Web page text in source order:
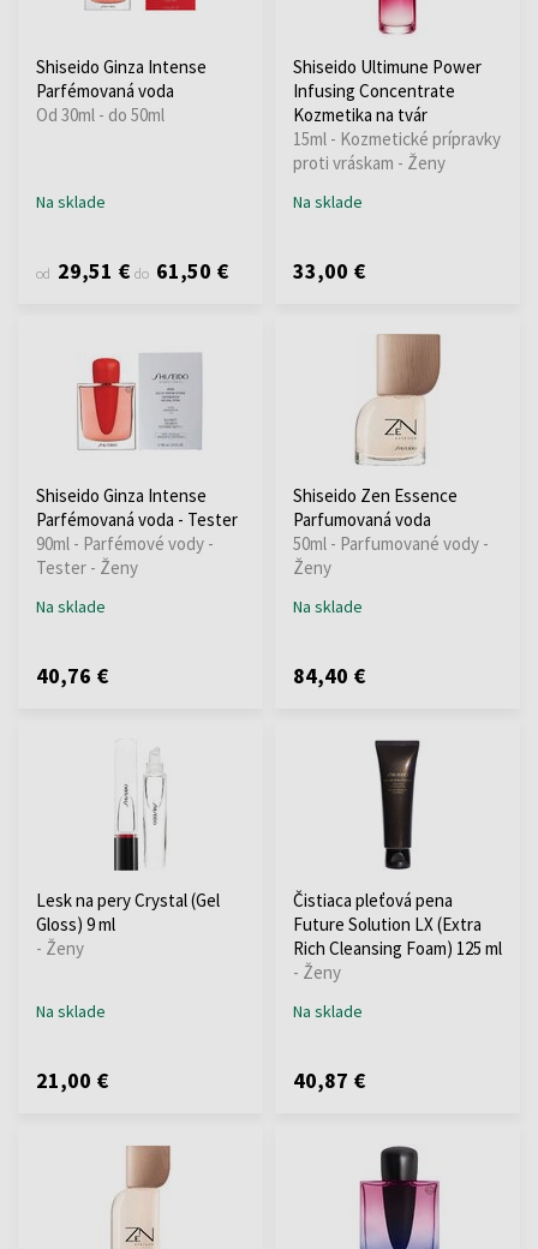
Shiseido Ginza Intense
Parfémovaná voda
Od 30ml - do 50ml
Na sklade
od 29,51 € do 61,50 €
Shiseido Ultimune Power
Infusing Concentrate
Kozmetika na tvár
15ml - Kozmetické prípravky
proti vráskam - Ženy
Na sklade
33,00 €
Shiseido Ginza Intense
Parfémovaná voda - Tester
90ml - Parfémové vody -
Tester - Ženy
Na sklade
40,76 €
Shiseido Zen Essence
Parfumovaná voda
50ml - Parfumované vody -
Ženy
Na sklade
84,40 €
Lesk na pery Crystal (Gel
Gloss) 9 ml
- Ženy
Na sklade
21,00 €
Čistiaca pleťová pena
Future Solution LX (Extra
Rich Cleansing Foam) 125 ml
- Ženy
Na sklade
40,87 €